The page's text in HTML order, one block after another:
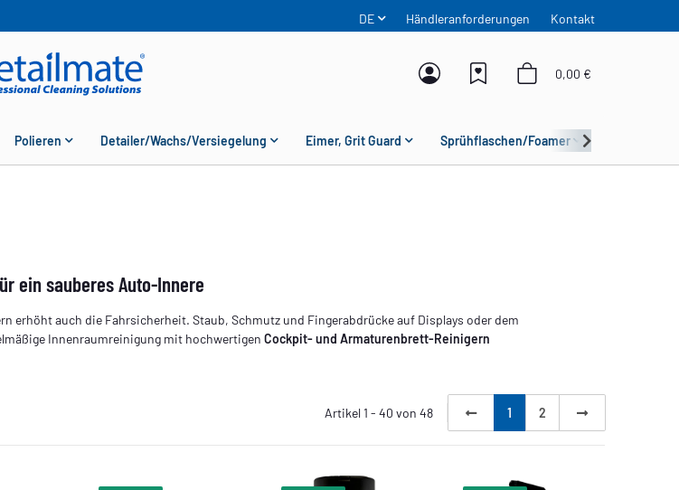
DE Händleranforderungen Kontakt
0,00 €
Polieren Detailer/Wachs/Versiegelung Eimer, Grit Guard Sprühflaschen/Foamer
ein sauberes Auto-Innere
auch die Fahrsicherheit. Staub, Schmutz und Fingerabdrücke auf Displays oder dem
Innenraumreinigung mit hochwertigenCockpit- und Armaturenbrett-Reinigern
Artikel 1 - 40 von 48 1 2